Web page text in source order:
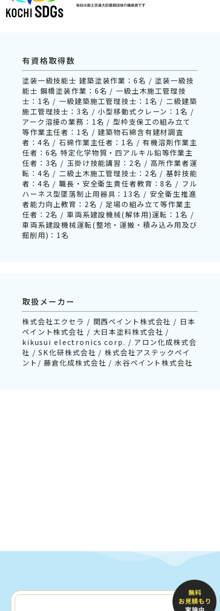
有資格取得数
塗装一級技能士 建築塗装作業：6名 / 塗装一級技
能士 鋼橋塗装作業：6名 / 一級土木施工管理技
士：1名 / 一級建築施工管理技士：1名 / 二級建築
施工管理技士：3名 / 小型移動式クレーン：1名 /
アーク溶接の業務：1名 / 型枠支保工の組み立て
等作業主任者：1名 / 建築物石綿含有建材調査
者：4名 / 石綿作業主任者：1名 / 有機溶剤作業主
任者：6名 特定化学物質・四アルキル鉛等作業主
任者：3名 / 玉掛け技能講習：2名 / 高所作業者運
転：4名 / 二級土木施工管理技士：2名 / 基幹技能
者：4名 / 職長・安全衛生責任者教育：8名 / フル
ハーネス型墜落制止用器具：13名 / 安全衛生推進
者能力向上教育：2名 / 足場の組み立て等作業主
任者：2名 / 車両系建設機械(解体用)運転：1名 /
車両系建設機械運転(整地・運搬・積み込み用及び
掘削用)：1名
取扱メーカー
株式会社エクセラ / 関西ペイント株式会社 / 日本
ペイント株式会社 / 大日本塗料株式会社 /
kikusui electronics corp. / アロン化成株式会
社 / SK化研株式会社 / 株式会社アステックペイ
ント/ 藤倉化成株式会社 / 水谷ペイント株式会社